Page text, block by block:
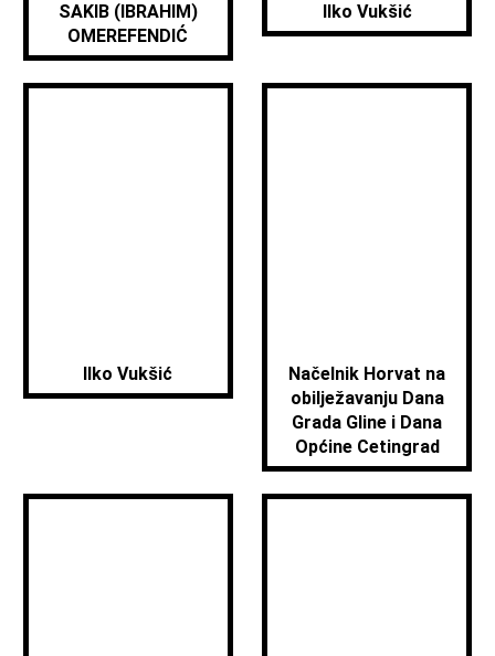
SAKIB (IBRAHIM)
OMEREFENDIĆ
Ilko Vukšić
Ilko Vukšić
Načelnik Horvat na
obilježavanju Dana
Grada Gline i Dana
Općine Cetingrad